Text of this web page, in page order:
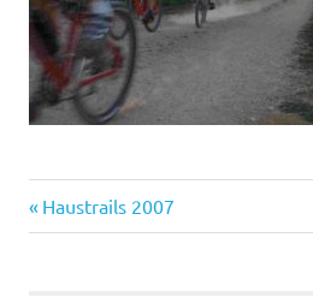
Beitragsnavigation
Vorheriger
Beitrag:
Haustrails 2007